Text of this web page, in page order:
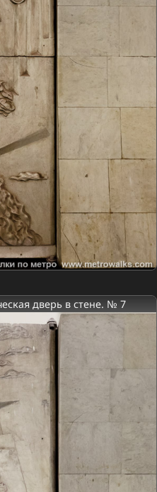
дверь в стене. № 7